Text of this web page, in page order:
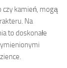
czy kamień, mogą
Na
to doskonałe